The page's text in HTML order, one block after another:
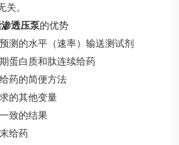
关。
透压泵的优势
测的水平（速率）输送测试剂
蛋白质和肽连续给药
药的简便方法
的其他变量
致的结果
给药